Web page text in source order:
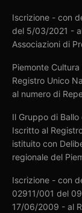
Iscrizione - con
del 5/03/2021 -
Associazioni di
Piemonte
Registro Unico
al numero di
Il Gruppo di Ballo
Iscritto al
istituito con
regionale del
Iscrizione - con
02911/001 del
17/06/2009 - al